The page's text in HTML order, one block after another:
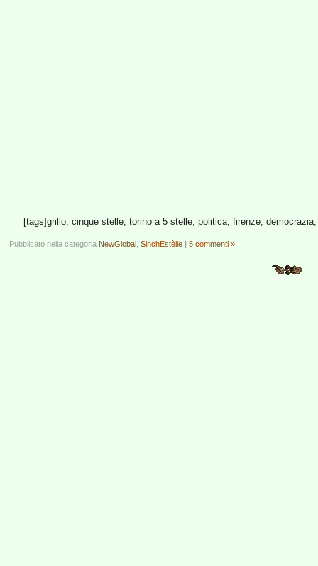
[tags]grillo, cinque stelle, torino a 5 stelle, politica, firenze,
Pubblicato nella categoria NewGlobal SinchËstèile | 5 commenti »